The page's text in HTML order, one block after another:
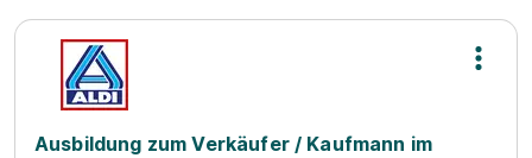
Ausbildung zum Verkäufer / Kaufmann im